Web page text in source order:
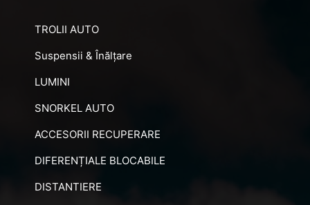
TROLII AUTO
Suspensii & Înălțare
LUMINI
SNORKEL AUTO
ACCESORII RECUPERARE
DIFERENȚIALE BLOCABILE
DISTANTIERE